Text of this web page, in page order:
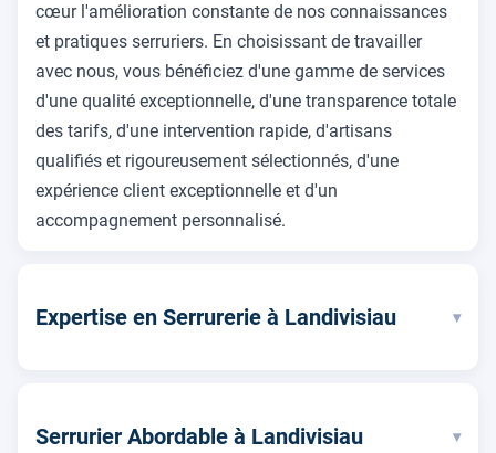
cœur l'amélioration constante de nos connaissances
et pratiques serruriers. En choisissant de travailler
avec nous, vous bénéficiez d'une gamme de services
d'une qualité exceptionnelle, d'une transparence totale
des tarifs, d'une intervention rapide, d'artisans
qualifiés et rigoureusement sélectionnés, d'une
expérience client exceptionnelle et d'un
accompagnement personnalisé.
Expertise en Serrurerie à Landivisiau ▾
Serrurier Abordable à Landivisiau ▾